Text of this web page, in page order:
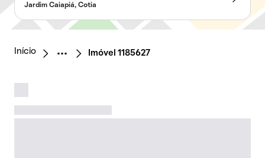
Jardim Caiapiá, Cotia
Início Imóvel 1185627